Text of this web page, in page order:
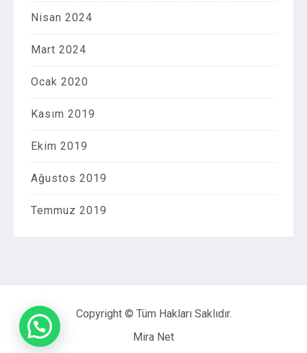
Nisan 2024
Mart 2024
Ocak 2020
Kasım 2019
Ekim 2019
Ağustos 2019
Temmuz 2019
Copyright © Tüm Hakları Saklıdır.
Mira Net